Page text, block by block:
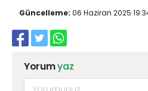
Güncelleme: 06 Haziran 2025
Yorumyaz